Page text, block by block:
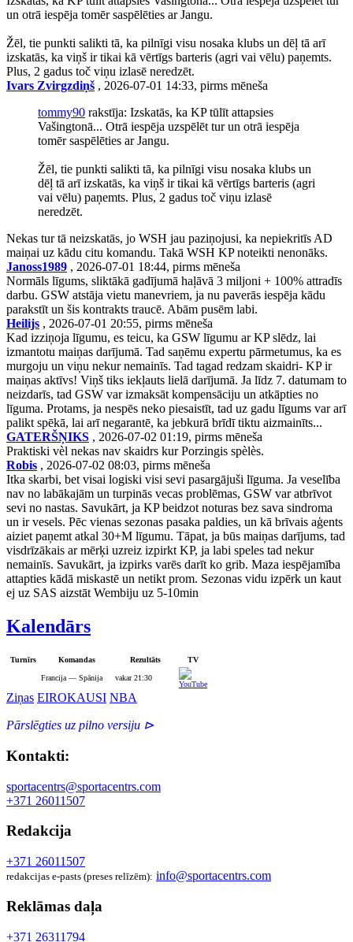
un otrā iespēja tomēr saspēlēties ar Jangu.
Žēl, tie punkti salikti tā, ka pilnīgi visu nosaka klubs un dēļ tā arī
izskatās, ka viņš ir tikai kā vērtīgs barteris (agri vai vēlu) paņemts.
Plus, 2 gadus toč viņu izlasē neredzēt.
Ivars Zvirgzdiņš , 2026-07-01 14:33, pirms mēneša
tommy90 rakstīja: Izskatās, ka KP tūlīt attapsies
Vašingtonā... Otrā iespēja uzspēlēt tur un otrā iespēja
tomēr saspēlēties ar Jangu.
Žēl, tie punkti salikti tā, ka pilnīgi visu nosaka klubs un
dēļ tā arī izskatās, ka viņš ir tikai kā vērtīgs barteris (agri
vai vēlu) paņemts. Plus, 2 gadus toč viņu izlasē
neredzēt.
Nekas tur tā neizskatās, jo WSH jau paziņojusi, ka nepiekritīs AD
maiņai uz kādu citu komandu. Takā WSH KP noteikti nenonāks.
Janoss1989 , 2026-07-01 18:44, pirms mēneša
Normāls līgums, sliktākā gadījumā haļāvā 3 miljoni + 100% attradīs
darbu. GSW atstāja vietu manevriem, ja nu paverās iespēja kādu
parakstīt un šis kontrakts traucē. Abām pusēm labi.
Heilijs , 2026-07-01 20:55, pirms mēneša
Kad izziņoja līgumu, es teicu, ka GSW līgumu ar KP slēdz, lai
izmantotu maiņas darījumā. Tad saņēmu expertu pārmetumus, ka es
murgoju un viņu nekur nemainīs. Tad tagad redzam skaidri- KP ir
maiņas aktīvs! Viņš tiks iekļauts lielā darījumā. Ja līdz 7. datumam to
neizdarīs, tad GSW var izmaksāt kompensāciju un atkāpties no
līguma. Protams, ja nespēs neko piesaistīt, tad uz gadu līgums var arī
palikt spēkā, lai arī negarantē, ka jebkurā brīdī tiktu aizmainīts...
GATERŠŅIKS , 2026-07-02 01:19, pirms mēneša
Praktiski vèl nekas nav skaidrs kur Porzingis spèlès.
Robis , 2026-07-02 08:03, pirms mēneša
Itka skarbi, bet visai logiski visi sevi pasargājuši līguma. Ja veselība
nav no labākajām un turpinās vecas problēmas, GSW var atbrīvot
sevi no nastas. Savukārt, ja KP beidzot noturas bez sava sindroma
un ir vesels. Pēc vienas sezonas pasaka paldies, un kā brīvais aģents
aiziet paņemt atkal 30+M līgumu. Tāpat, ja būs maiņas darījums, tad
visdrīzākais ar mērķi uzreiz izpirkt KP, ja labi speles tad nekur
nemainīs. Savukārt, ja izpirks varēs darīt ko grib. Maza iespējamība
attapties kādā miskastē un netikt prom. Sezonas vidu izpērk un kaut
ej uz SAS aizstāt Wembiju uz 5-10min
Kalendārs
Turnīrs Komandas Rezultāts TV
Francija — Spānija vakar 21:30
Ziņas EIROKAUSI NBA
Pārslēgties uz pilno versiju ⊳
Kontakti:
sportacentrs@sportacentrs.com
+371 26011507
Redakcija
+371 26011507
redakcijas e-pasts (preses relīzēm): info@sportacentrs.com
Reklāmas daļa
+371 26311794